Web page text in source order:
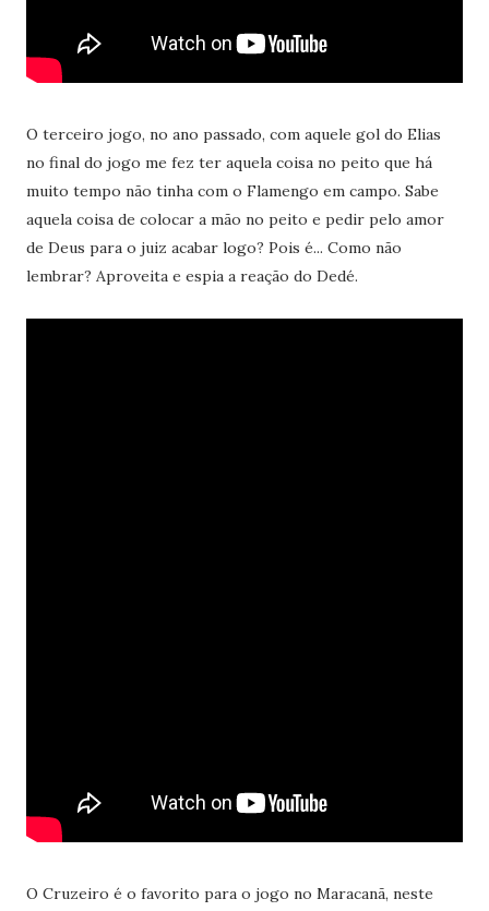
O terceiro jogo, no ano passado, com aquele gol do Elias
no final do jogo me fez ter aquela coisa no peito que há
muito tempo não tinha com o Flamengo em campo. Sabe
aquela coisa de colocar a mão no peito e pedir pelo amor
de Deus para o juiz acabar logo? Pois é... Como não
lembrar? Aproveita e espia a reação do Dedé.
O Cruzeiro é o favorito para o jogo no Maracanã, neste